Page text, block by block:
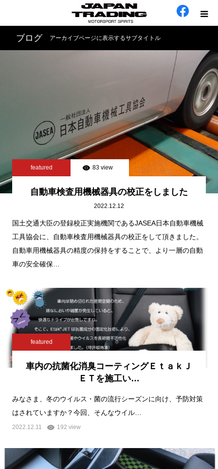
ブログ アーカイブページに表示するサブタイトル
featured 83 view
自動車検査用機械器具の校正をしました
2022.12.12
国土交通大臣の登録校正実施機関であるJASEA日本自動車機械
工具協会に、自動車検査用機械器具の校正をして頂きました。
自動車用機械器具の精度の保持をすることで、より一層の自動
車の安全確保…
featured
車内の抗菌化消臭コーティングＥｔａｋＪ
ＥＴを施工い…
みなさま、冬のウイルス・菌の流行シーズンに向け、予防対策
はされていますか？今回、そんなウイル…
2022.12.11 192 view
ホーム
カテゴリー
工場日誌